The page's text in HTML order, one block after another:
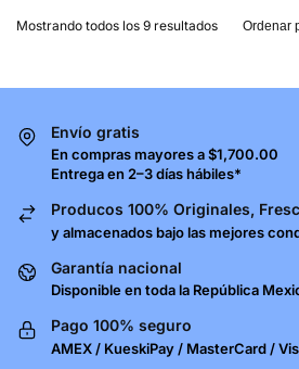
Mostrando todos los 9 resultados
Envío gratis
En compras mayores a $1,700.00
Entrega en 2–3 días hábiles*
Producos 100% Originales,
y almacenados bajo las mejores
Garantía nacional
Disponible en toda la República
Pago 100% seguro
AMEX / KueskiPay / MasterCard /